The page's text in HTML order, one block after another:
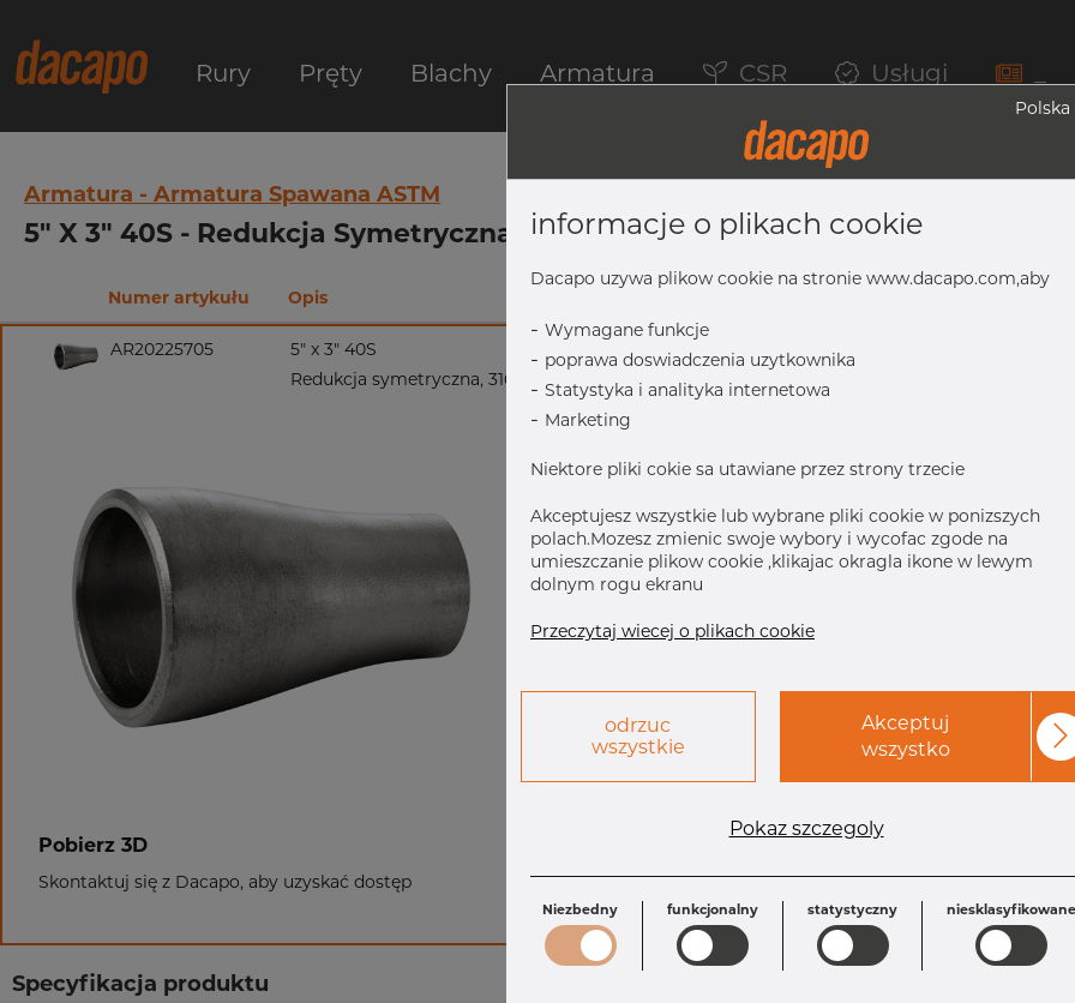
Rury Pręty Blachy Armatura CSR Usługi
Armatura - Armatura Spawana ASTM
5" X 3" 40S - Redukcja Symetryczna, 316/316L, ASTM A-403 WP-S, 3",
Numer artykułu Opis
AR20225705
5" x 3" 40S
Redukcja symetryczna, 316/316L, ASTM A-403 WP-S, 3", bezszwowy
Pobierz 3D
Skontaktuj się z Dacapo, aby uzyskać dostęp
L: 127.0 mm
OD1: 88.90 mm T1: 5.49 mm
Specyfikacja produktu
Polska
informacje o plikach cookie
Dacapo uzywa plikow cookie na stronie www.dacapo.com,aby
- Wymagane funkcje
- poprawa doswiadczenia uzytkownika
- Statystyka i analityka internetowa
- Marketing
Niektore pliki cokie sa utawiane przez strony trzecie
Akceptujesz wszystkie lub wybrane pliki cookie w ponizszych
polach.Mozesz zmienic swoje wybory i wycofac zgode na
umieszczanie plikow cookie ,klikajac okragla ikone w lewym
dolnym rogu ekranu
Przeczytaj wiecej o plikach cookie
odrzuc
wszystkie
Akceptuj
wszystko
Pokaz szczegoly
Niezbedny funkcjonalny statystyczny niesklasyfikowane